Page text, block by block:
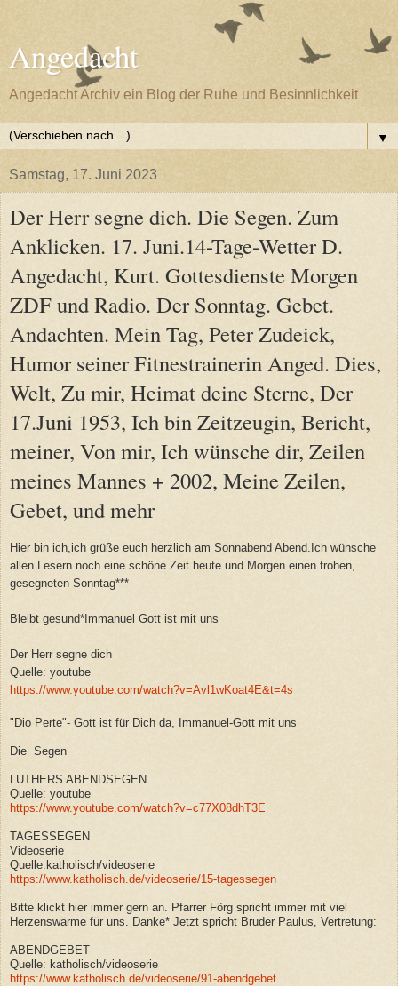
Angedacht
Angedacht Archiv ein Blog der Ruhe und Besinnlichkeit
▼
Samstag, 17. Juni 2023
Der Herr segne dich. Die Segen. Zum
Anklicken. 17. Juni.14-Tage-Wetter D.
Angedacht, Kurt. Gottesdienste Morgen
ZDF und Radio. Der Sonntag. Gebet.
Andachten. Mein Tag, Peter Zudeick,
Humor seiner Fitnestrainerin Anged. Dies,
Welt, Zu mir, Heimat deine Sterne, Der
17.Juni 1953, Ich bin Zeitzeugin, Bericht,
meiner, Von mir, Ich wünsche dir, Zeilen
meines Mannes + 2002, Meine Zeilen,
Gebet, und mehr
Hier bin ich,ich grüße euch herzlich am Sonnabend Abend.Ich wünsche
allen Lesern noch eine schöne Zeit heute und Morgen einen frohen,
gesegneten Sonntag***
Bleibt gesund*Immanuel Gott ist mit uns
Der Herr segne dich
Quelle: youtube
https://www.youtube.com/watch?v=Avl1wKoat4E&t=4s
"Dio Perte"- Gott ist für Dich da, Immanuel-Gott mit uns
Die Segen
LUTHERS ABENDSEGEN
Quelle: youtube
https://www.youtube.com/watch?v=c77X08dhT3E
TAGESSEGEN
Videoserie
Quelle:katholisch/videoserie
https://www.katholisch.de/videoserie/15-tagessegen
Bitte klickt hier immer gern an. Pfarrer Förg spricht immer mit viel
Herzenswärme für uns. Danke* Jetzt spricht Bruder Paulus, Vertretung:
ABENDGEBET
Quelle: katholisch/videoserie
https://www.katholisch.de/videoserie/91-abendgebet